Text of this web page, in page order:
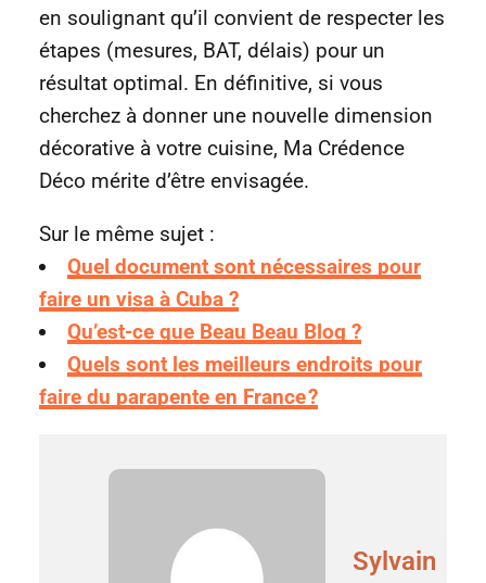
en soulignant qu’il convient de respecter les
étapes (mesures, BAT, délais) pour un
résultat optimal. En définitive, si vous
cherchez à donner une nouvelle dimension
décorative à votre cuisine, Ma Crédence
Déco mérite d’être envisagée.
Sur le même sujet :
Quel document sont nécessaires pour
faire un visa à Cuba ?
Qu’est-ce que Beau Beau Blog ?
Quels sont les meilleurs endroits pour
faire du parapente en France ?
Sylvain